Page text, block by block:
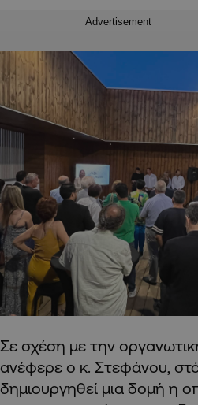
Advertisement
Σε σχέση με την
ανέφερε ο κ. Στεφάνου,
δημιουργηθεί μια δομή η